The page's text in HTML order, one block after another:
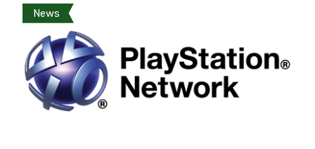
News